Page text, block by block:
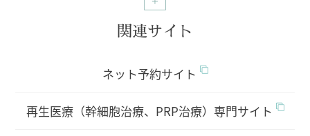
関連サイト
ネット予約サイト
再生医療（幹細胞治療、PRP治療）専門サイト